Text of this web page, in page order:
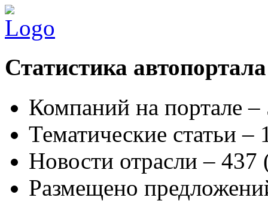
Статистика автопортала
Компаний на портале
Тематические статьи –
Новости отрасли – 437
Размещено